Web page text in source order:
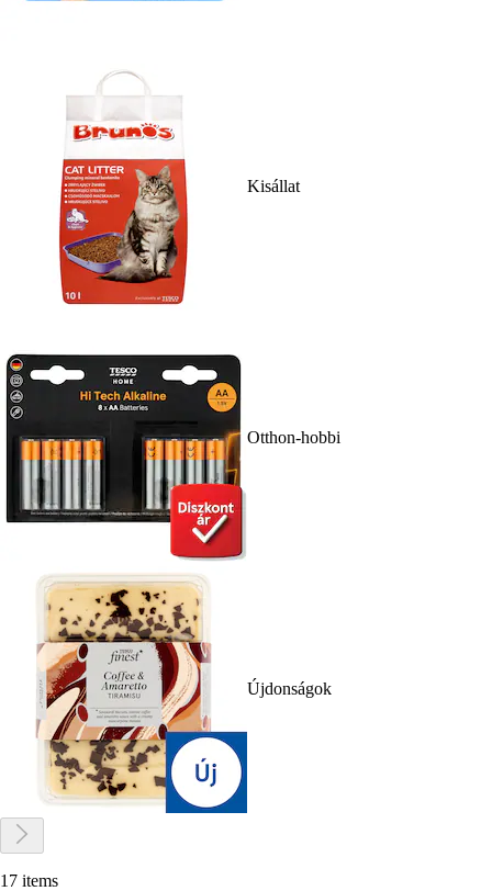
Kisállat
Otthon-hobbi
Újdonságok
17 items